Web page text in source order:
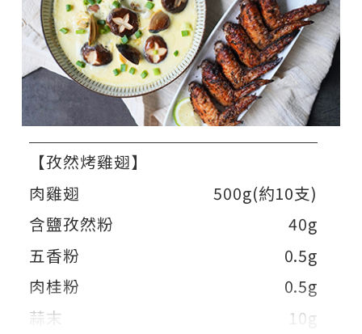
【孜然烤雞翅】
肉雞翅
500g(約10支)
含鹽孜然粉
40g
五香粉
0.5g
肉桂粉
0.5g
蒜末
10g